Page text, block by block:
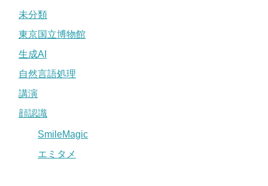
未分類
東京国立博物館
生成AI
自然言語処理
講演
顔認識
SmileMagic
エミタメ